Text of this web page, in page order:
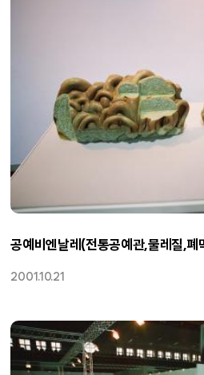
공예비엔날레(전통공예관,물레질,폐
2001.10.21